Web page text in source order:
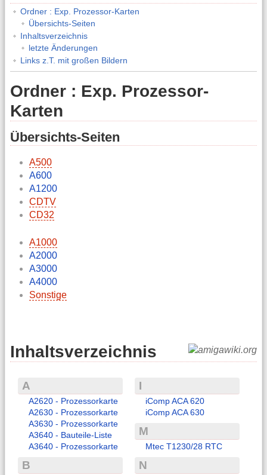
Ordner : Exp. Prozessor-Karten
Übersichts-Seiten
Inhaltsverzeichnis
letzte Änderungen
Links z.T. mit großen Bildern
Ordner : Exp. Prozessor-
Karten
Übersichts-Seiten
A500
A600
A1200
CDTV
CD32
A1000
A2000
A3000
A4000
Sonstige
Inhaltsverzeichnis
A
A2620 - Prozessorkarte
A2630 - Prozessorkarte
A3630 - Prozessorkarte
A3640 - Bauteile-Liste
A3640 - Prozessorkarte
B
I
iComp ACA 620
iComp ACA 630
M
Mtec T1230/28 RTC
N